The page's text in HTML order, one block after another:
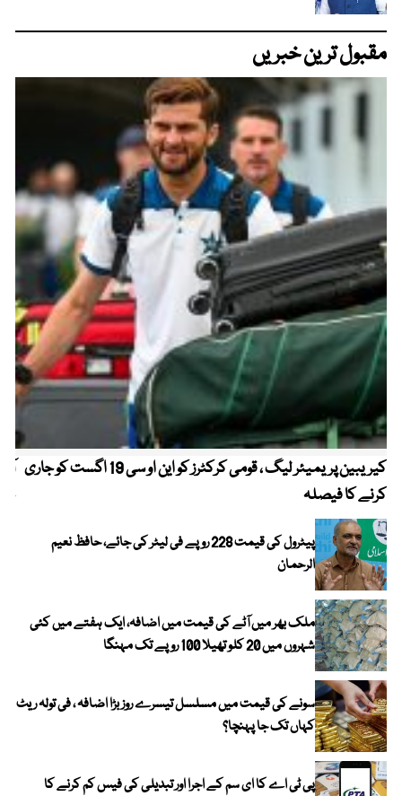
مقبول ترین خبریں
کیریبین پریمیئر لیگ ، قومی کرکٹرز کو این او سی 19 اگست کو جاری
کرنے کا فیصلہ
پیٹرول کی قیمت 228 روپے فی لیٹر کی جائے، حافظ نعیم
الرحمان
ملک بھر میں آٹے کی قیمت میں اضافہ، ایک ہفتے میں کئی
شہروں میں 20 کلو تھیلا 100 روپے تک مہنگا
سونے کی قیمت میں مسلسل تیسرے روز بڑا اضافہ ، فی تولہ ریٹ
کہاں تک جا پہنچا؟
پی ٹی اے کا ای سم کے اجرا اور تبدیلی کی فیس کم کرنے کا